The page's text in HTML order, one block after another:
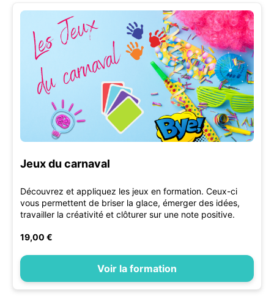
Jeux du carnaval
Découvrez et appliquez les jeux en formation. Ceux-ci
vous permettent de briser la glace, émerger des idées,
travailler la créativité et clôturer sur une note positive.
19,00 €
Voir la formation